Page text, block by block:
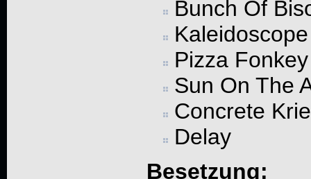
Bunch Of
Kaleidoscope
Pizza Fonkey
Sun On The
Concrete
Delay
Besetzung: